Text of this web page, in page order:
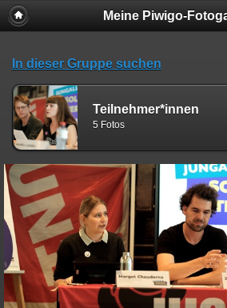
Meine Piwigo-
In dieser Gruppe suchen
Teilnehmer*innen
5 Fotos